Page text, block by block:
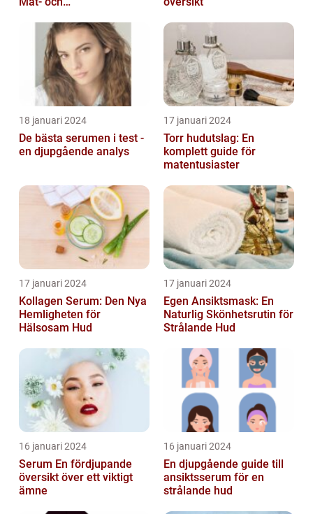
18 januari 2024
De bästa serumen i test -
en djupgående analys
17 januari 2024
Torr hudutslag: En
komplett guide för
matentusiaster
17 januari 2024
Kollagen Serum: Den Nya
Hemligheten för
Hälsosam Hud
17 januari 2024
Egen Ansiktsmask: En
Naturlig Skönhetsrutin för
Strålande Hud
16 januari 2024
Serum En fördjupande
översikt över ett viktigt
ämne
16 januari 2024
En djupgående guide till
ansiktsserum för en
strålande hud